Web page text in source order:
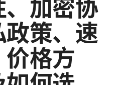
、加密协
策、速
格方